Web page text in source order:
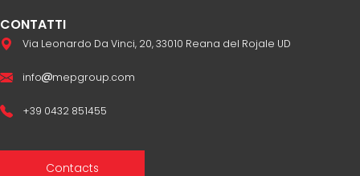
CONTATTI
Via Leonardo Da Vinci, 20, 33010 Reana del Rojale UD
info mepgroup.com
+39 0432 851455
Contacts